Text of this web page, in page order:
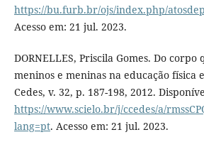
https://bu.furb.br/ojs/index.php/
Acesso em: 21 jul. 2023.
DORNELLES, Priscila Gomes. Do corpo
meninos e meninas na educação física
Cedes, v. 32, p. 187-198, 2012.
https://www.scielo.br/j/ccedes/a/
lang=pt. Acesso em: 21 jul. 2023.